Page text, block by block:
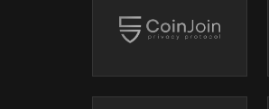
https://www.youtube.com/
https://www.youtube.com/